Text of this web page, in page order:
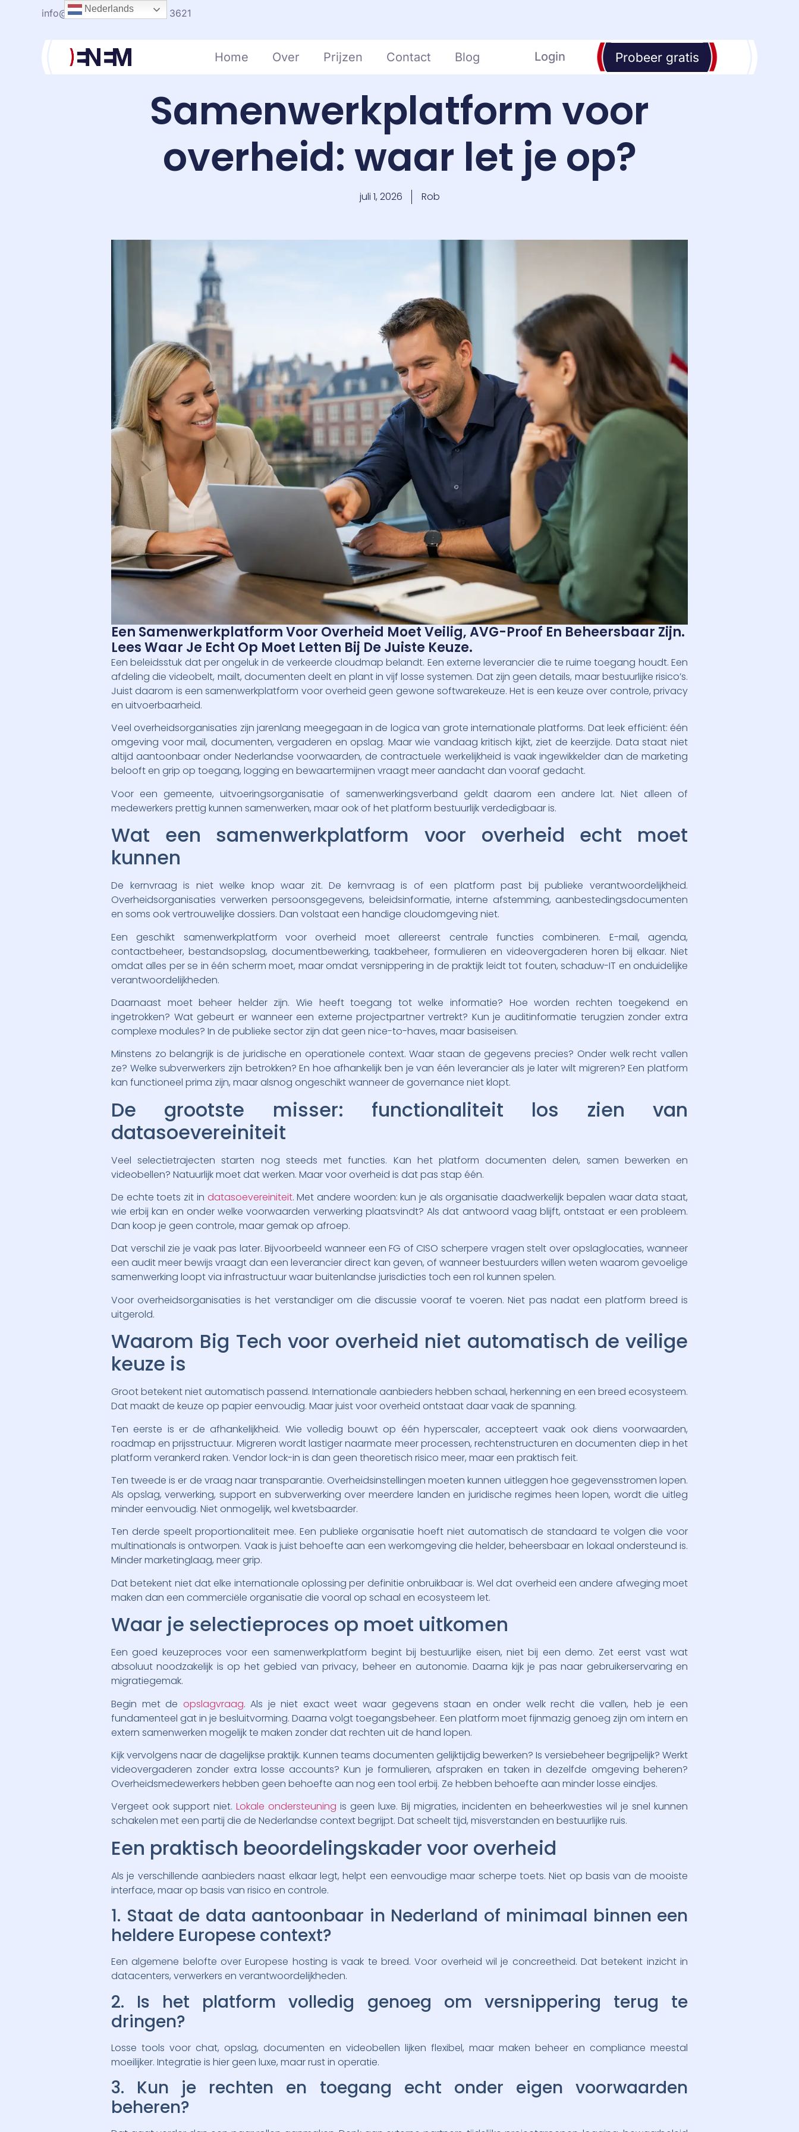
info@enem.nl+31(0)20-330 3621
Home Over Prijzen Contact Blog Login Probeer gratis
Samenwerkplatform voor
overheid: waar let je op?
juli 1, 2026 Rob
Een Samenwerkplatform Voor Overheid Moet Veilig, AVG-Proof En Beheersbaar Zijn.
Lees Waar Je Echt Op Moet Letten Bij De Juiste Keuze.
Een beleidsstuk dat per ongeluk in de verkeerde cloudmap belandt. Een externe leverancier die te ruime toegang houdt. Een
afdeling die videobelt, mailt, documenten deelt en plant in vijf losse systemen. Dat zijn geen details, maar bestuurlijke risico’s.
Juist daarom is een samenwerkplatform voor overheid geen gewone softwarekeuze. Het is een keuze over controle, privacy
en uitvoerbaarheid.
Veel overheidsorganisaties zijn jarenlang meegegaan in de logica van grote internationale platforms. Dat leek efficiënt: één
omgeving voor mail, documenten, vergaderen en opslag. Maar wie vandaag kritisch kijkt, ziet de keerzijde. Data staat niet
altijd aantoonbaar onder Nederlandse voorwaarden, de contractuele werkelijkheid is vaak ingewikkelder dan de marketing
belooft en grip op toegang, logging en bewaartermijnen vraagt meer aandacht dan vooraf gedacht.
Voor een gemeente, uitvoeringsorganisatie of samenwerkingsverband geldt daarom een andere lat. Niet alleen of
medewerkers prettig kunnen samenwerken, maar ook of het platform bestuurlijk verdedigbaar is.
Wat een samenwerkplatform voor overheid echt moet
kunnen
De kernvraag is niet welke knop waar zit. De kernvraag is of een platform past bij publieke verantwoordelijkheid.
Overheidsorganisaties verwerken persoonsgegevens, beleidsinformatie, interne afstemming, aanbestedingsdocumenten
en soms ook vertrouwelijke dossiers. Dan volstaat een handige cloudomgeving niet.
Een geschikt samenwerkplatform voor overheid moet allereerst centrale functies combineren. E-mail, agenda,
contactbeheer, bestandsopslag, documentbewerking, taakbeheer, formulieren en videovergaderen horen bij elkaar. Niet
omdat alles per se in één scherm moet, maar omdat versnippering in de praktijk leidt tot fouten, schaduw-IT en onduidelijke
verantwoordelijkheden.
Daarnaast moet beheer helder zijn. Wie heeft toegang tot welke informatie? Hoe worden rechten toegekend en
ingetrokken? Wat gebeurt er wanneer een externe projectpartner vertrekt? Kun je auditinformatie terugzien zonder extra
complexe modules? In de publieke sector zijn dat geen nice-to-haves, maar basiseisen.
Minstens zo belangrijk is de juridische en operationele context. Waar staan de gegevens precies? Onder welk recht vallen
ze? Welke subverwerkers zijn betrokken? En hoe afhankelijk ben je van één leverancier als je later wilt migreren? Een platform
kan functioneel prima zijn, maar alsnog ongeschikt wanneer de governance niet klopt.
De grootste misser: functionaliteit los zien van
datasoevereiniteit
Veel selectietrajecten starten nog steeds met functies. Kan het platform documenten delen, samen bewerken en
videobellen? Natuurlijk moet dat werken. Maar voor overheid is dat pas stap één.
De echte toets zit in datasoevereiniteit. Met andere woorden: kun je als organisatie daadwerkelijk bepalen waar data staat,
wie erbij kan en onder welke voorwaarden verwerking plaatsvindt? Als dat antwoord vaag blijft, ontstaat er een probleem.
Dan koop je geen controle, maar gemak op afroep.
Dat verschil zie je vaak pas later. Bijvoorbeeld wanneer een FG of CISO scherpere vragen stelt over opslaglocaties, wanneer
een audit meer bewijs vraagt dan een leverancier direct kan geven, of wanneer bestuurders willen weten waarom gevoelige
samenwerking loopt via infrastructuur waar buitenlandse jurisdicties toch een rol kunnen spelen.
Voor overheidsorganisaties is het verstandiger om die discussie vooraf te voeren. Niet pas nadat een platform breed is
uitgerold.
Waarom Big Tech voor overheid niet automatisch de veilige
keuze is
Groot betekent niet automatisch passend. Internationale aanbieders hebben schaal, herkenning en een breed ecosysteem.
Dat maakt de keuze op papier eenvoudig. Maar juist voor overheid ontstaat daar vaak de spanning.
Ten eerste is er de afhankelijkheid. Wie volledig bouwt op één hyperscaler, accepteert vaak ook diens voorwaarden,
roadmap en prijsstructuur. Migreren wordt lastiger naarmate meer processen, rechtenstructuren en documenten diep in het
platform verankerd raken. Vendor lock-in is dan geen theoretisch risico meer, maar een praktisch feit.
Ten tweede is er de vraag naar transparantie. Overheidsinstellingen moeten kunnen uitleggen hoe gegevensstromen lopen.
Als opslag, verwerking, support en subverwerking over meerdere landen en juridische regimes heen lopen, wordt die uitleg
minder eenvoudig. Niet onmogelijk, wel kwetsbaarder.
Ten derde speelt proportionaliteit mee. Een publieke organisatie hoeft niet automatisch de standaard te volgen die voor
multinationals is ontworpen. Vaak is juist behoefte aan een werkomgeving die helder, beheersbaar en lokaal ondersteund is.
Minder marketinglaag, meer grip.
Dat betekent niet dat elke internationale oplossing per definitie onbruikbaar is. Wel dat overheid een andere afweging moet
maken dan een commerciële organisatie die vooral op schaal en ecosysteem let.
Waar je selectieproces op moet uitkomen
Een goed keuzeproces voor een samenwerkplatform begint bij bestuurlijke eisen, niet bij een demo. Zet eerst vast wat
absoluut noodzakelijk is op het gebied van privacy, beheer en autonomie. Daarna kijk je pas naar gebruikerservaring en
migratiegemak.
Begin met de opslagvraag. Als je niet exact weet waar gegevens staan en onder welk recht die vallen, heb je een
fundamenteel gat in je besluitvorming. Daarna volgt toegangsbeheer. Een platform moet fijnmazig genoeg zijn om intern en
extern samenwerken mogelijk te maken zonder dat rechten uit de hand lopen.
Kijk vervolgens naar de dagelijkse praktijk. Kunnen teams documenten gelijktijdig bewerken? Is versiebeheer begrijpelijk? Werkt
videovergaderen zonder extra losse accounts? Kun je formulieren, afspraken en taken in dezelfde omgeving beheren?
Overheidsmedewerkers hebben geen behoefte aan nog een tool erbij. Ze hebben behoefte aan minder losse eindjes.
Vergeet ook support niet. Lokale ondersteuning is geen luxe. Bij migraties, incidenten en beheerkwesties wil je snel kunnen
schakelen met een partij die de Nederlandse context begrijpt. Dat scheelt tijd, misverstanden en bestuurlijke ruis.
Een praktisch beoordelingskader voor overheid
Als je verschillende aanbieders naast elkaar legt, helpt een eenvoudige maar scherpe toets. Niet op basis van de mooiste
interface, maar op basis van risico en controle.
1. Staat de data aantoonbaar in Nederland of minimaal binnen een
heldere Europese context?
Een algemene belofte over Europese hosting is vaak te breed. Voor overheid wil je concreetheid. Dat betekent inzicht in
datacenters, verwerkers en verantwoordelijkheden.
2. Is het platform volledig genoeg om versnippering terug te
dringen?
Losse tools voor chat, opslag, documenten en videobellen lijken flexibel, maar maken beheer en compliance meestal
moeilijker. Integratie is hier geen luxe, maar rust in operatie.
3. Kun je rechten en toegang echt onder eigen voorwaarden
beheren?
Nederlands